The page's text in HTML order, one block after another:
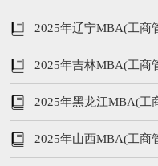
等汇总
2025年辽宁MBA(工商
等汇总
2025年吉林MBA(工商
等汇总
2025年黑龙江MBA(工
线等汇总
2025年山西MBA(工商